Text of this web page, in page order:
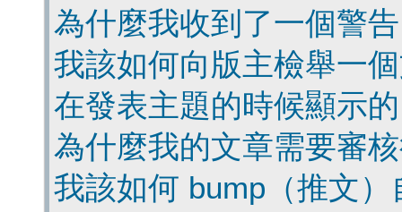
為什麼我收到了一個警
我該如何向版主檢舉一
在發表主題的時候顯示
為什麼我的文章需要審
我該如何 bump（推文